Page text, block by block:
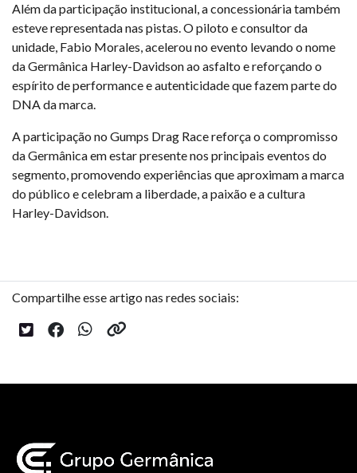
Além da participação institucional, a concessionária também
esteve representada nas pistas. O piloto e consultor da
unidade, Fabio Morales, acelerou no evento levando o nome
da Germânica Harley-Davidson ao asfalto e reforçando o
espírito de performance e autenticidade que fazem parte do
DNA da marca.
A participação no Gumps Drag Race reforça o compromisso
da Germânica em estar presente nos principais eventos do
segmento, promovendo experiências que aproximam a marca
do público e celebram a liberdade, a paixão e a cultura
Harley-Davidson.
Compartilhe esse artigo nas redes sociais: